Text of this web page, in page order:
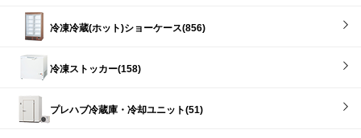
冷凍冷蔵(ホット)ショーケース(856)
冷凍ストッカー(158)
プレハブ冷蔵庫・冷却ユニット(51)